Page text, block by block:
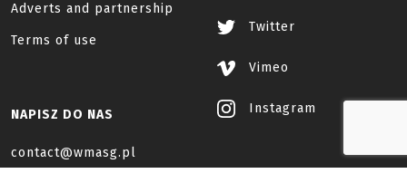
Adverts and partnership
Terms of use
Twitter
Vimeo
Instagram
NAPISZ DO NAS
contact@wmasg.pl